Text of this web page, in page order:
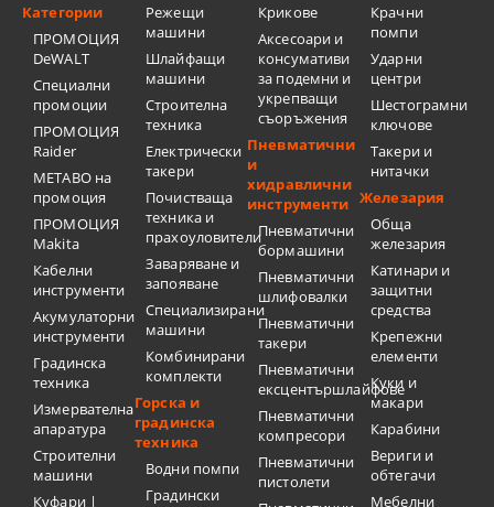
Категории
ПРОМОЦИЯ
DeWALT
Специални
промоции
ПРОМОЦИЯ
Raider
METABO на
промоция
ПРОМОЦИЯ
Makita
Кабелни
инструменти
Акумулаторни
инструменти
Градинска
техника
Измервателна
апаратура
Строителни
машини
Куфари |
Режещи
машини
Шлайфащи
машини
Строителна
техника
Електрически
такери
Почистваща
техника и
прахоуловители
Заваряване и
запояване
Специализирани
машини
Комбинирани
комплекти
Горска и
градинска
техника
Водни помпи
Градински
Крикове
Аксесоари и
консумативи
за подемни и
укрепващи
съоръжения
Пневматични
и
хидравлични
инструменти
Пневматични
бормашини
Пневматични
шлифовалки
Пневматични
такери
Пневматични
ексцентършлайфове
Пневматични
компресори
Пневматични
пистолети
Крачни
помпи
Ударни
центри
Шестограмни
ключове
Такери и
нитачки
Железария
Обща
железария
Катинари и
защитни
средства
Крепежни
елементи
Куки и
макари
Карабини
Вериги и
обтегачи
Мебелни